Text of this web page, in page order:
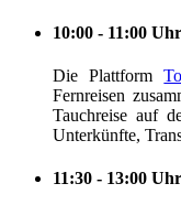
10:00 - 11:00
Die Plattform
Fernreisen
Tauchreise auf
Unterkünfte,
11:30 - 13:00